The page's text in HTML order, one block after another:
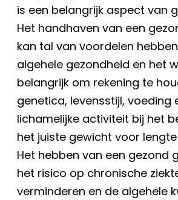
is een belangrijk aspect van
Het handhaven van een
kan tal van voordelen
algehele gezondheid en het
belangrijk om rekening te
genetica, levensstijl, voeding
lichamelijke activiteit bij het
het juiste gewicht voor
Het hebben van een gezond
het risico op chronische
verminderen en de algehele